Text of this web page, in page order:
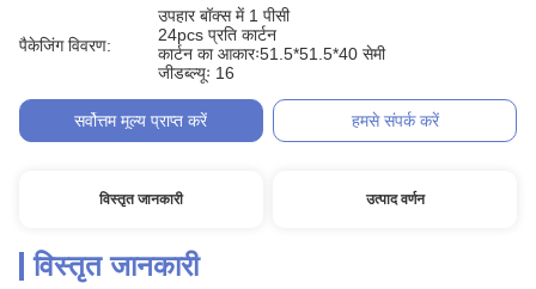
पैकेजिंग विवरण:
उपहार बॉक्स में 1 पीसी
24pcs प्रति कार्टन
कार्टन का आकारः51.5*51.5*40 सेमी
जीडब्ल्यूः 16
सर्वोत्तम मूल्य प्राप्त करें हमसे संपर्क करें
विस्तृत जानकारी उत्पाद वर्णन
विस्तृत जानकारी